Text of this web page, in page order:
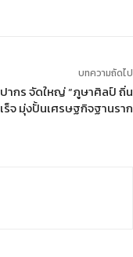
บทความถัดไป
ากร จัดใหญ่ “ภูษาศิลป์ ถิ่น
ร็จ มุ่งปั้นเศรษฐกิจฐานราก